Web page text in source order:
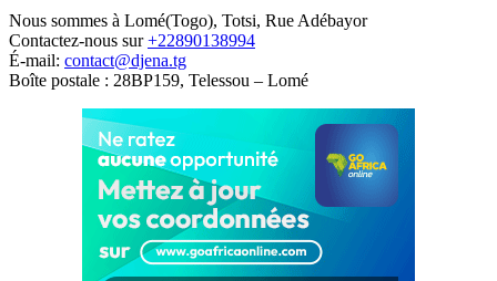
Nous sommes à Lomé(Togo), Totsi, Rue Adébayor
Contactez-nous sur+22890138994
É-mail: contact@djena.tg
Boîte postale : 28BP159, Telessou – Lomé